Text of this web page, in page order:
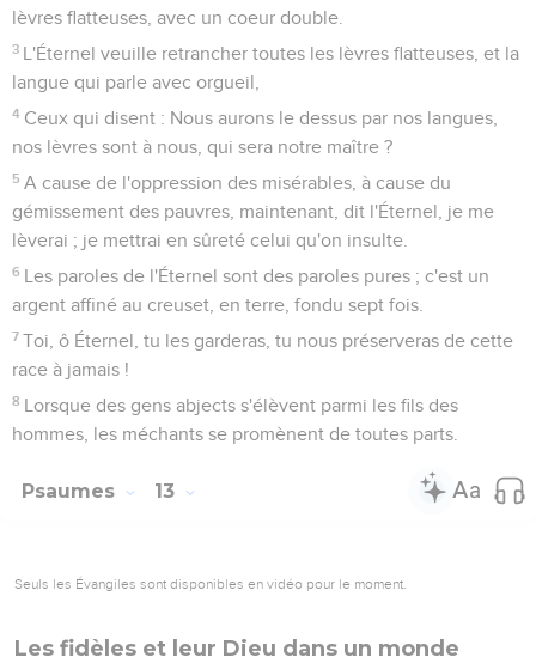
lèvres flatteuses, avec un coeur double.
3 L'Éternel veuille retrancher toutes les lèvres flatteuses, et la
langue qui parle avec orgueil,
4 Ceux qui disent : Nous aurons le dessus par nos langues,
nos lèvres sont à nous, qui sera notre maître ?
5 A cause de l'oppression des misérables, à cause du
gémissement des pauvres, maintenant, dit l'Éternel, je me
lèverai ; je mettrai en sûreté celui qu'on insulte.
6 Les paroles de l'Éternel sont des paroles pures ; c'est un
argent affiné au creuset, en terre, fondu sept fois.
7 Toi, ô Éternel, tu les garderas, tu nous préserveras de cette
race à jamais !
8 Lorsque des gens abjects s'élèvent parmi les fils des
hommes, les méchants se promènent de toutes parts.
Psaumes 13
Seuls les Évangiles sont disponibles en vidéo pour le moment.
Les fidèles et leur Dieu dans un monde